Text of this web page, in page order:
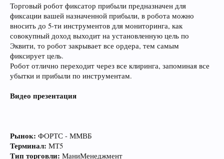
Торговый робот фиксатор прибыли предназначен для
фиксации вашей назначенной прибыли, в робота можно
вносить до 5-ти инструментов для мониторинга, как
совокупный доход выходит на установленную цель по
Эквити, то робот закрывает все ордера, тем самым
фиксирует цель.
Робот отлично переходит через все клиринга, запоминая все
убытки и прибыли по инструментам.
Видео презентация
Рынок: ФОРТС - ММВБ
Терминал: МТ5
Тип торговли: МаниМенеджмент